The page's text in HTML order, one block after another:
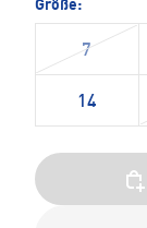
Größe:
7
14